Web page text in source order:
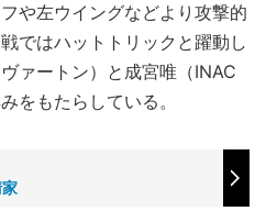
や左ウイングなどより攻撃的
ではハットトリックと躍動し
ァートン）と成宮唯（INAC
をもたらしている。